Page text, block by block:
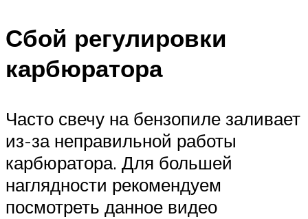
Сбой регулировки
карбюратора
Часто свечу на бензопиле заливает
из-за неправильной работы
карбюратора. Для большей
наглядности рекомендуем
посмотреть данное видео